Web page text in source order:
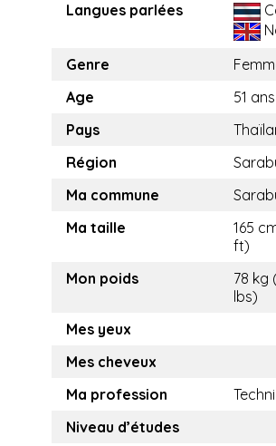
Langues parlées
Genre
Age
51 ans
Pays
Région
Ma commune
Ma taille
165
ft)
Mon poids
78 kg
lbs)
Mes yeux
Mes cheveux
Ma profession
Niveau d’études